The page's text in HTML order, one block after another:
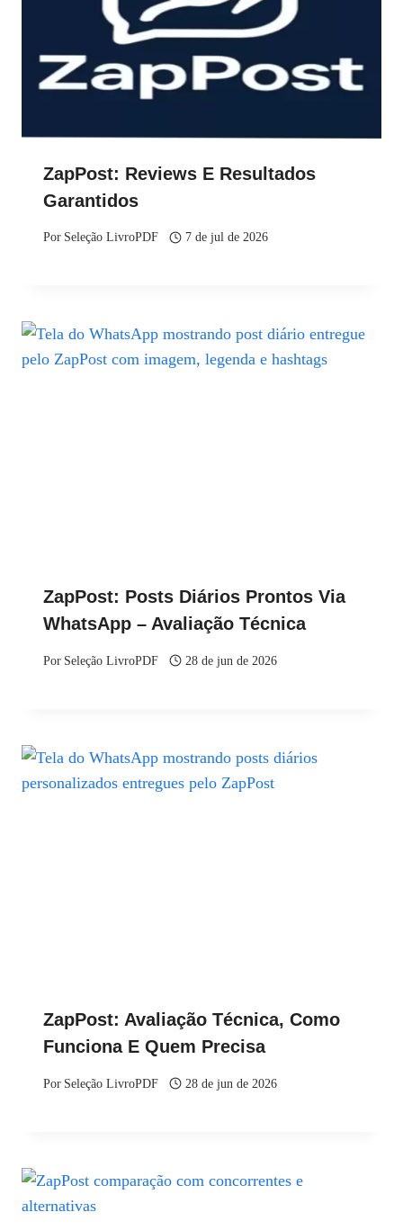
ZapPost: Reviews E Resultados
Garantidos
Por Seleção LivroPDF 7 de jul de 2026
ZapPost: Posts Diários Prontos Via
WhatsApp – Avaliação Técnica
Por Seleção LivroPDF 28 de jun de 2026
ZapPost: Avaliação Técnica, Como
Funciona E Quem Precisa
Por Seleção LivroPDF 28 de jun de 2026